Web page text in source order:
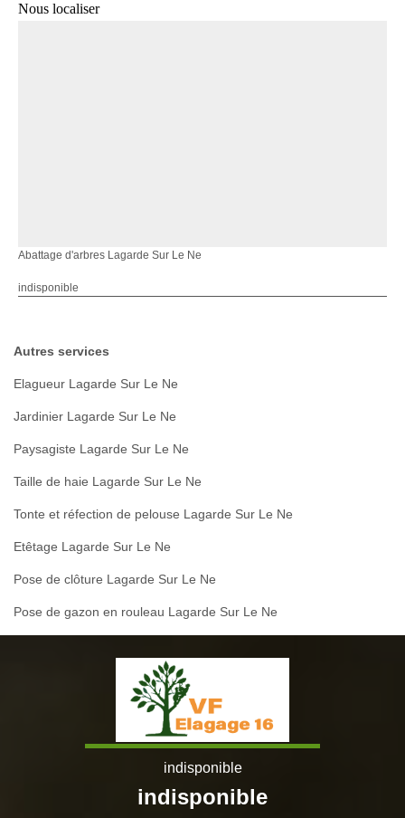
Nous localiser
Abattage d'arbres Lagarde Sur Le Ne
indisponible
Autres services
Elagueur Lagarde Sur Le Ne
Jardinier Lagarde Sur Le Ne
Paysagiste Lagarde Sur Le Ne
Taille de haie Lagarde Sur Le Ne
Tonte et réfection de pelouse Lagarde Sur Le Ne
Etêtage Lagarde Sur Le Ne
Pose de clôture Lagarde Sur Le Ne
Pose de gazon en rouleau Lagarde Sur Le Ne
indisponible
indisponible